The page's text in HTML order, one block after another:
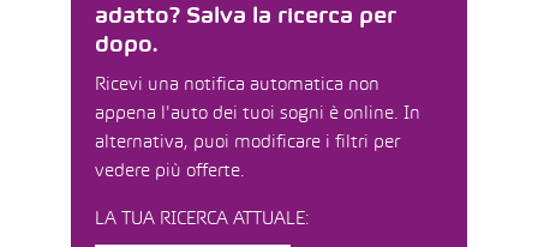
adatto? Salva la ricerca per
dopo.
Ricevi una notifica automatica non
appena l'auto dei tuoi sogni è online. In
alternativa, puoi modificare i filtri per
vedere più offerte.
LA TUA RICERCA ATTUALE: